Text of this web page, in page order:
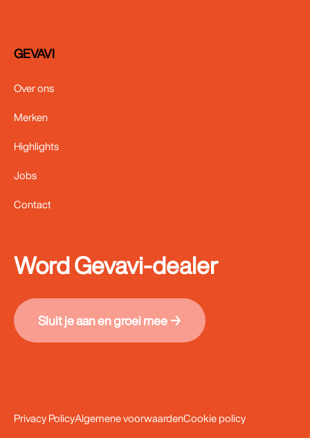
GEVAVI
Over ons
Merken
Highlights
Jobs
Contact
Word Gevavi-dealer
Sluit je aan en groei mee →
Privacy PolicyAlgemene voorwaardenCookie policy